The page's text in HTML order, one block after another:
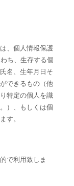
、個人情報保護
ち、生存する個
名、生年月日そ
できるもの（他
特定の個人を識
）、もしくは個
す。
で利用致しま